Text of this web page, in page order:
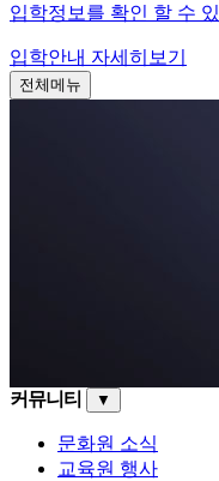
입학정보를 확인 할 수
입학안내 자세히보기
전체메뉴
커뮤니티 ▼
문화원 소식
교육원 행사